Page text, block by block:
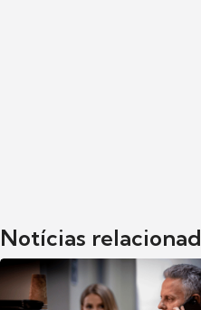
Notícias